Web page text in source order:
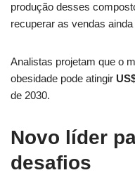
produção desses
recuperar as vendas
Analistas projetam que o
obesidade pode atingir
de 2030.
Novo líder
desafios